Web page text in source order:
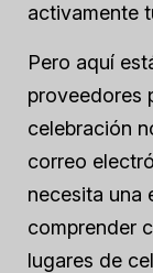
activamente
Pero aquí
proveedores
celebración
correo
necesita una
comprender
lugares de